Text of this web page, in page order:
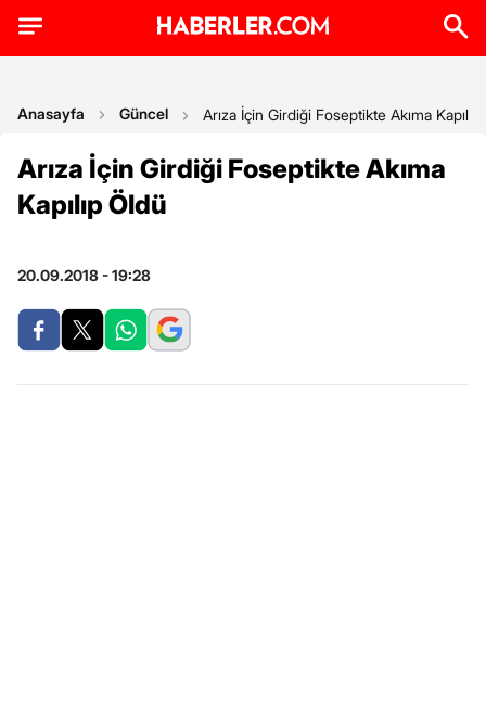
Anasayfa Güncel Arıza İçin Girdiği Foseptikte Akıma
Arıza İçin Girdiği Foseptikte Akıma
Kapılıp Öldü
20.09.2018 - 19:28